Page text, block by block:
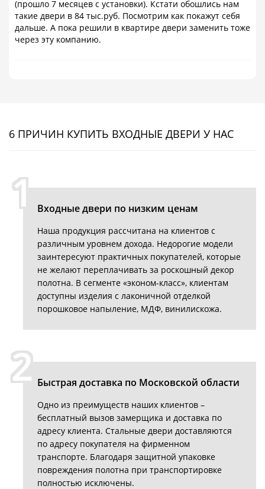
(прошло 7 месяцев с установки). Кстати обошлись нам
такие двери в 84 тыс.руб. Посмотрим как покажут себя
дальше. А пока решили в квартире двери заменить тоже
через эту компанию.
6 ПРИЧИН КУПИТЬ ВХОДНЫЕ ДВЕРИ У НАС
1 Входные двери по низким ценам
Наша продукция рассчитана на клиентов с
различным уровнем дохода. Недорогие модели
заинтересуют практичных покупателей, которые
не желают переплачивать за роскошный декор
полотна. В сегменте «эконом-класс», клиентам
доступны изделия с лаконичной отделкой
порошковое напыление, МДФ, винилискожа.
2 Быстрая доставка по Московской области
Одно из преимуществ наших клиентов –
бесплатный вызов замерщика и доставка по
адресу клиента. Стальные двери доставляются
по адресу покупателя на фирменном
транспорте. Благодаря защитной упаковке
повреждения полотна при транспортировке
полностью исключены.